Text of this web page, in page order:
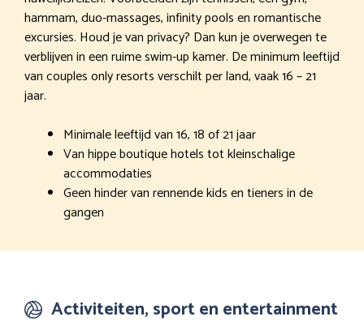
hammam, duo-massages, infinity pools en romantische
excursies. Houd je van privacy? Dan kun je overwegen te
verblijven in een ruime swim-up kamer. De minimum leeftijd
van couples only resorts verschilt per land, vaak 16 – 21
jaar.
Minimale leeftijd van 16, 18 of 21 jaar
Van hippe boutique hotels tot kleinschalige
accommodaties
Geen hinder van rennende kids en tieners in de
gangen
Activiteiten, sport en entertainment